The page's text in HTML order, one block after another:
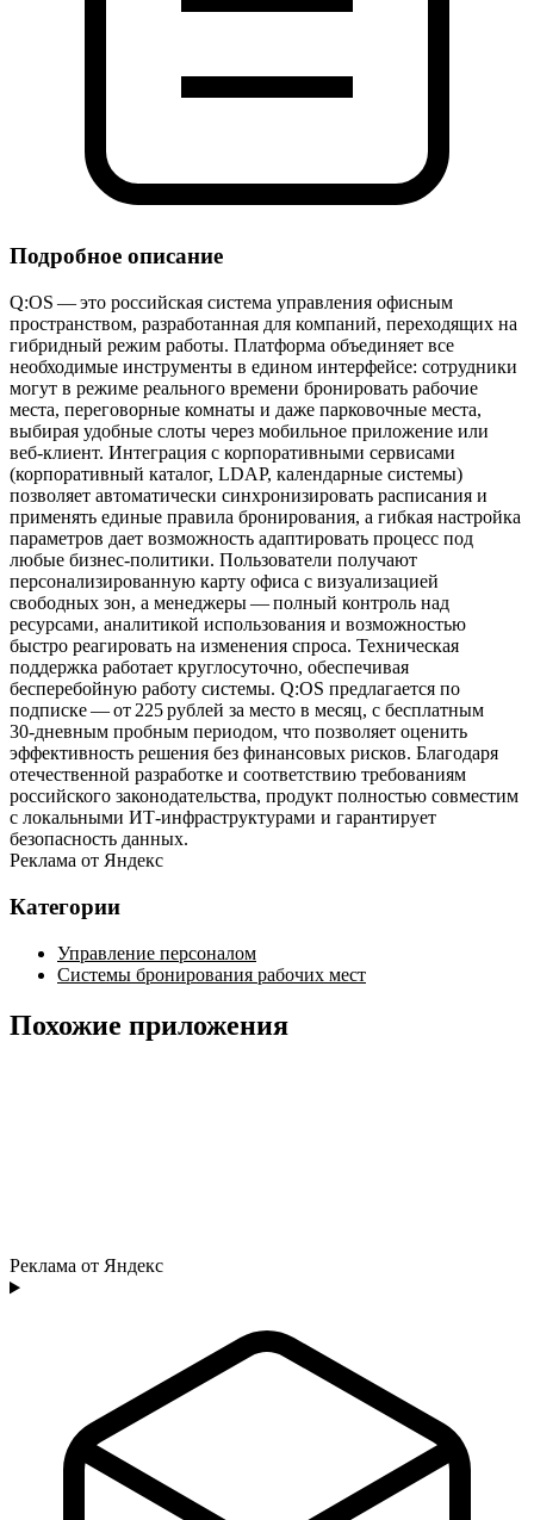
Подробное описание
Q:OS — это российская система управления офисным
пространством, разработанная для компаний, переходящих на
гибридный режим работы. Платформа объединяет все
необходимые инструменты в едином интерфейсе: сотрудники
могут в режиме реального времени бронировать рабочие
места, переговорные комнаты и даже парковочные места,
выбирая удобные слоты через мобильное приложение или
веб‑клиент. Интеграция с корпоративными сервисами
(корпоративный каталог, LDAP, календарные системы)
позволяет автоматически синхронизировать расписания и
применять единые правила бронирования, а гибкая настройка
параметров дает возможность адаптировать процесс под
любые бизнес‑политики. Пользователи получают
персонализированную карту офиса с визуализацией
свободных зон, а менеджеры — полный контроль над
ресурсами, аналитикой использования и возможностью
быстро реагировать на изменения спроса. Техническая
поддержка работает круглосуточно, обеспечивая
бесперебойную работу системы. Q:OS предлагается по
подписке — от 225 рублей за место в месяц, с бесплатным
30‑дневным пробным периодом, что позволяет оценить
эффективность решения без финансовых рисков. Благодаря
отечественной разработке и соответствию требованиям
российского законодательства, продукт полностью совместим
с локальными ИТ‑инфраструктурами и гарантирует
безопасность данных.
Реклама от Яндекс
Категории
Управление персоналом
Системы бронирования рабочих мест
Похожие приложения
Реклама от Яндекс